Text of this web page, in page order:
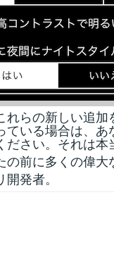
れらの新しい追
ている場合は、
ださい。それは本
の前に多くの偉大
発者。